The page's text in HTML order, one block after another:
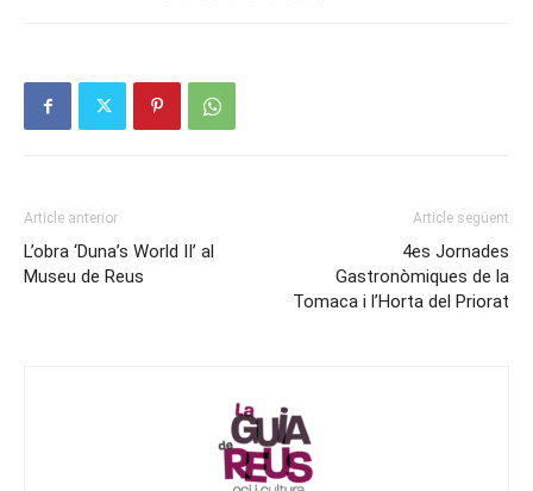
Article anterior
L’obra ‘Duna’s World II’ al
Museu de Reus
Article següent
4es Jornades
Gastronòmiques de la
Tomaca i l’Horta del Priorat